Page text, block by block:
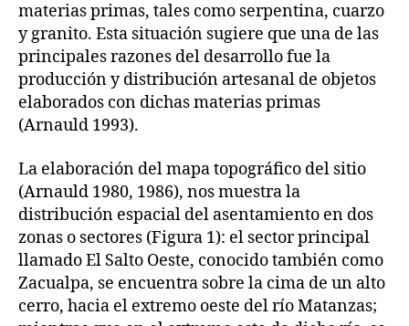
materias primas, tales como serpentina, cuarzo
y granito. Esta situación sugiere que una de las
principales razones del desarrollo fue la
producción y distribución artesanal de objetos
elaborados con dichas materias primas
(Arnauld 1993).
La elaboración del mapa topográfico del sitio
(Arnauld 1980, 1986), nos muestra la
distribución espacial del asentamiento en dos
zonas o sectores (Figura 1): el sector principal
llamado El Salto Oeste, conocido también como
Zacualpa, se encuentra sobre la cima de un alto
cerro, hacia el extremo oeste del río Matanzas;